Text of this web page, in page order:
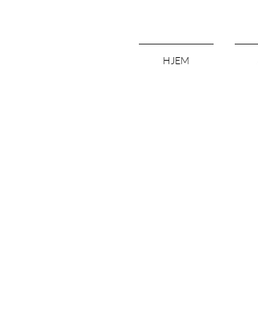
HJEM